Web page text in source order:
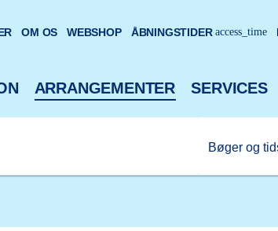
ARRANGEMENTER SERVICES
OM OS WEBSHOP ÅBNINGSTIDER access_time